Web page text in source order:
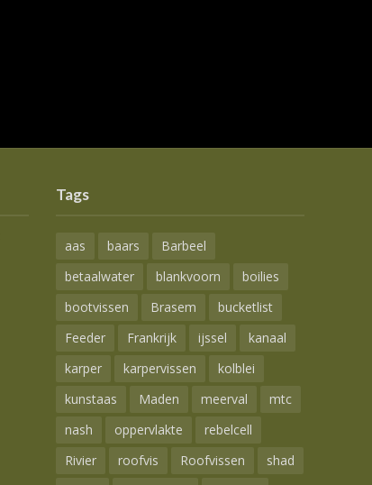
Tags
aas baars
Barbeel
betaalwater
blankvoorn
boilies
bootvissen
Brasem
bucketlist
Feeder
Frankrijk ijssel
kanaal
karper
karpervissen
kolblei
kunstaas
Maden meerval
mtc
nash
oppervlakte
rebelcell
Rivier
roofvis Roofvissen
shad